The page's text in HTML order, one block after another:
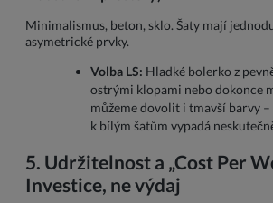
Minimalismus, beton, sklo. Šaty mají
asymetrické prvky.
Volba LS: Hladké bolerko z
ostrými klopami nebo dokonce
můžeme dovolit i tmavší barvy
k bílým šatům vypadá
5. Udržitelnost a „Cost Per
Investice, ne výdaj